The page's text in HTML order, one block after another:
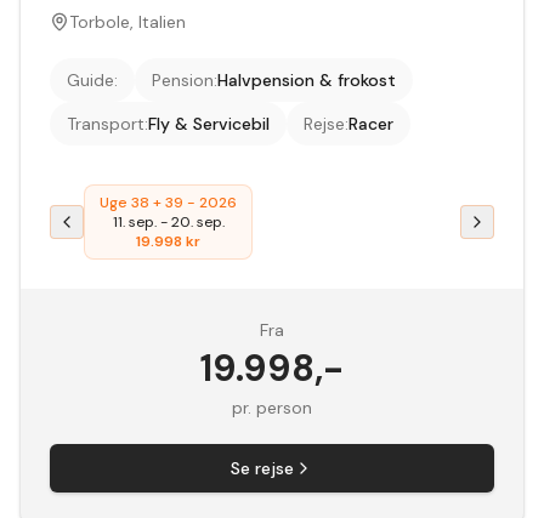
Torbole, Italien
Guide: Pension:Halvpension & frokost
Transport:Fly & Servicebil Rejse:Racer
Uge 38 + 39 - 2026
11. sep.-20. sep.
19.998 kr
Fra
19.998,-
pr. person
Se rejse